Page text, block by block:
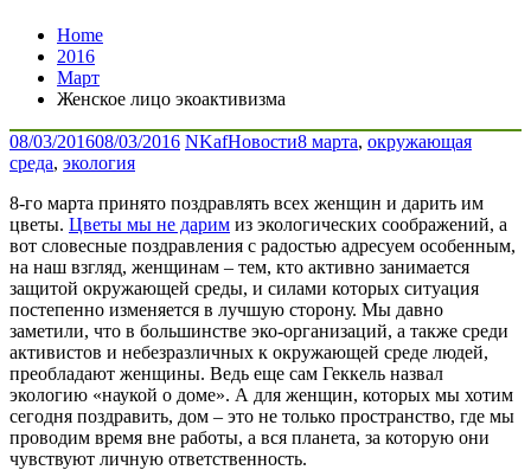
Home
2016
Март
Женское лицо экоактивизма
08/03/201608/03/2016 NKafНовости8 марта, окружающая
среда, экология
8-го марта принято поздравлять всех женщин и дарить им
цветы. Цветы мы не дарим из экологических соображений, а
вот словесные поздравления с радостью адресуем особенным,
на наш взгляд, женщинам – тем, кто активно занимается
защитой окружающей среды, и силами которых ситуация
постепенно изменяется в лучшую сторону. Мы давно
заметили, что в большинстве эко-организаций, а также среди
активистов и небезразличных к окружающей среде людей,
преобладают женщины. Ведь еще сам Геккель назвал
экологию «наукой о доме». А для женщин, которых мы хотим
сегодня поздравить, дом – это не только пространство, где мы
проводим время вне работы, а вся планета, за которую они
чувствуют личную ответственность.